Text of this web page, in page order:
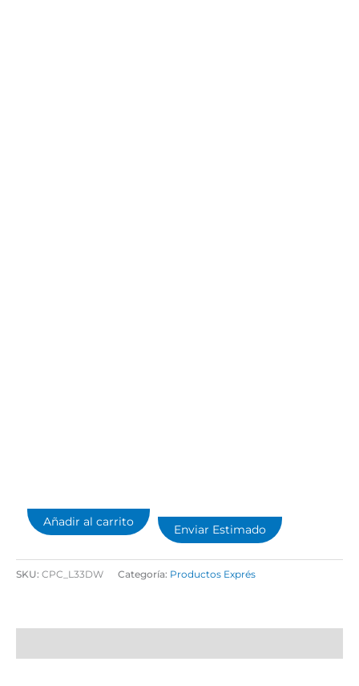
Añadir al carrito
Enviar Estimado
SKU: CPC_L33DW Categoría: Productos Exprés